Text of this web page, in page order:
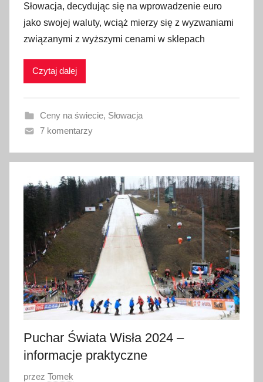
u
b
l
i
a
n
2
s
z
n
i
a
2
0
5
Słowacja, decydując się na wprowadzenie euro
jako swojej waluty, wciąż mierzy się z wyzwaniami
związanymi z wyższymi cenami w sklepach
Czytaj dalej
Ceny na świecie, Słowacja
7 komentarzy
Puchar Świata Wisła 2024 –
informacje praktyczne
O
przez Tomek